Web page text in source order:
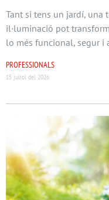
Tant si tens un jardí, una
il·luminació pot
lo més funcional, segur i
PROFESSIONALS
15 juliol del 2026